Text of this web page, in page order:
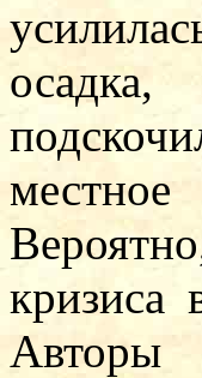
кризиса
Авторы